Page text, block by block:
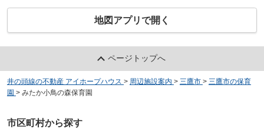
地図アプリで開く
ページトップへ
井の頭線の不動産 アイホープハウス > 周辺施設案内 > 三鷹市 > 三鷹市の保育
園 > みたか小鳥の森保育園
市区町村から探す